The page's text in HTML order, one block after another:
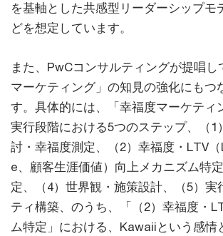
を基軸とした共感型リーダーシップモ
どを想定しています。
また、PwCコンサルティングが提唱し
マーケティング」の知見の強化にもつ
す。具体的には、「幸福度マーケティ
実行段階における5つのステップ、（1
討・幸福度測定、（2）幸福度・LTV
e、顧客生涯価値）向上メカニズム特
定、（4）世界観・施策設計、（5）実
ティ構築、のうち、「（2）幸福度・
ム特定」における、Kawaiiという感情